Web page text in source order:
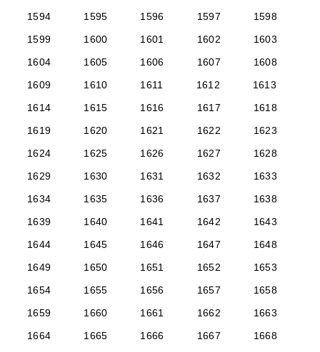
1594
1595 1596 1597
1598
1599
1600 1601 1602
1603
1604
1605 1606 1607
1608
1609
1610 1611 1612
1613
1614
1615 1616 1617
1618
1619
1620 1621 1622
1623
1624
1625 1626 1627
1628
1629
1630 1631 1632
1633
1634
1635 1636 1637
1638
1639
1640 1641 1642
1643
1644
1645 1646 1647
1648
1649
1650 1651 1652
1653
1654
1655 1656 1657
1658
1659
1660 1661 1662
1663
1664
1665 1666 1667
1668